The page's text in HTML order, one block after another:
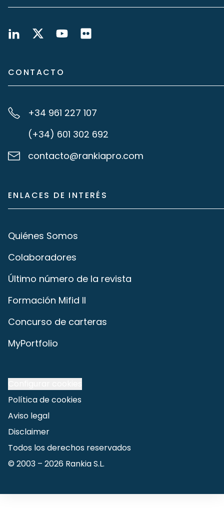
CONTACTO
+34 961 227 107
(+34) 601 302 692
contacto@rankiapro.com
ENLACES DE INTERÉS
Quiénes Somos
Colaboradores
Último número de la revista
Formación Mifid II
Concurso de carteras
MyPortfolio
Política de cookies
Aviso legal
Disclaimer
Todos los derechos reservados
© 2003 – 2026 Rankia S.L.